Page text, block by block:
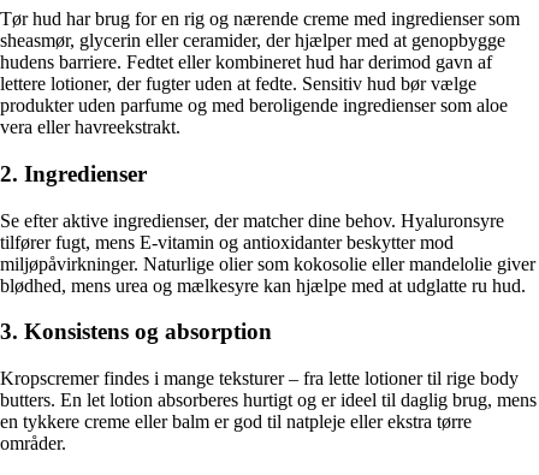
Tør hud har brug for en rig og nærende creme med ingredienser som
sheasmør, glycerin eller ceramider, der hjælper med at genopbygge
hudens barriere. Fedtet eller kombineret hud har derimod gavn af
lettere lotioner, der fugter uden at fedte. Sensitiv hud bør vælge
produkter uden parfume og med beroligende ingredienser som aloe
vera eller havreekstrakt.
2. Ingredienser
Se efter aktive ingredienser, der matcher dine behov. Hyaluronsyre
tilfører fugt, mens E-vitamin og antioxidanter beskytter mod
miljøpåvirkninger. Naturlige olier som kokosolie eller mandelolie giver
blødhed, mens urea og mælkesyre kan hjælpe med at udglatte ru hud.
3. Konsistens og absorption
Kropscremer findes i mange teksturer – fra lette lotioner til rige body
butters. En let lotion absorberes hurtigt og er ideel til daglig brug, mens
en tykkere creme eller balm er god til natpleje eller ekstra tørre
områder.